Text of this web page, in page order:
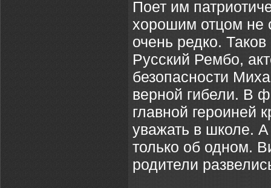
Поет им
хорошим отцом не
очень редко.
Русский Рембо,
безопасности
верной гибели. В
главной героиней
уважать в школе.
только об одном.
родители